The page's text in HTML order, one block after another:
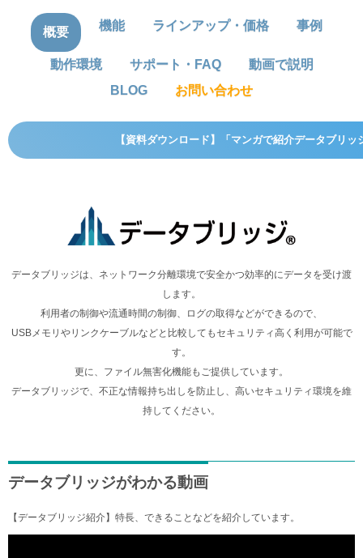
概要 機能 ラインアップ・価格 事例
動作環境 サポート・FAQ
動画で説明
BLOG
お問い合わせ
【資料ダウンロード】「マンガで紹介データブリッ
データブリッジは、ネットワーク分離環境で安全かつ効率的にデータを受け渡
します。
利用者の制御や流通時間の制御、ログの取得などができるので、
USBメモリやリンクケーブルなどと比較してもセキュリティ高く利用が可能で
す。
更に、ファイル無害化機能もご提供しています。
データブリッジで、不正な情報持ち出しを防止し、高いセキュリティ環境を維
持してください。
データブリッジがわかる動画
【データブリッジ紹介】特長、できることなどを紹介しています。